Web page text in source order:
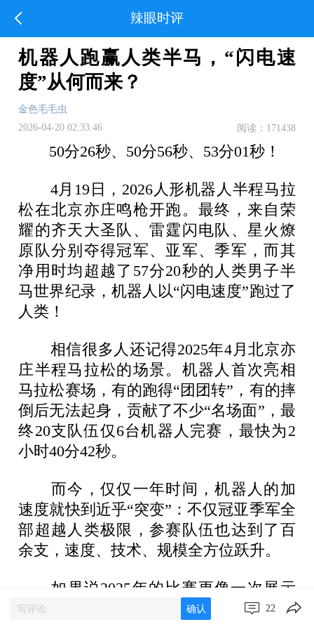
辣眼时评
机器人跑赢人类半马，“闪电速
度”从何而来？
金色毛毛虫
2026-04-20 02:33:46
阅读：171438
50分26秒、50分56秒、53分01秒！
4月19日，2026人形机器人半程马拉
松在北京亦庄鸣枪开跑。最终，来自荣
耀的齐天大圣队、雷霆闪电队、星火燎
原队分别夺得冠军、亚军、季军，而其
净用时均超越了57分20秒的人类男子半
马世界纪录，机器人以“闪电速度”跑过了
人类！
相信很多人还记得2025年4月北京亦
庄半程马拉松的场景。机器人首次亮相
马拉松赛场，有的跑得“团团转”，有的摔
倒后无法起身，贡献了不少“名场面”，最
终20支队伍仅6台机器人完赛，最快为2
小时40分42秒。
而今，仅仅一年时间，机器人的加
速度就快到近乎“突变”：不仅冠亚季军全
部超越人类极限，参赛队伍也达到了百
余支，速度、技术、规模全方位跃升。
如果说2025年的比赛更像一次展示
性质的技术试水，那么今年则更接近一
确认 22